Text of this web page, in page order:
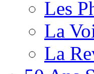
Les
La
La